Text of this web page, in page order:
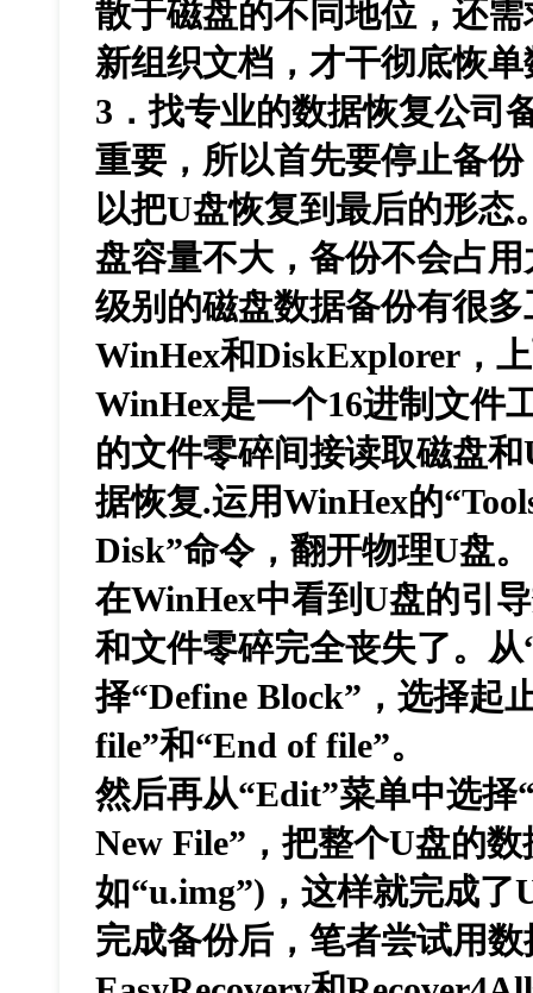
散于磁盘的不同地位，还
新组织文档，才干彻底恢
3．找专业的数据恢复公
重要，所以首先要停止备
以把U盘恢复到最后的形态
盘容量不大，备份不会占
级别的磁盘数据备份有很
WinHex和DiskExplorer，
WinHex是一个16进制文件
的文件零碎间接读取磁盘
据恢复.运用WinHex的
Disk”命令，翻开物理U盘
在WinHex中看到U盘的引
和文件零碎完全丧失了。
择“Define Block”，选择起
file”和“End of file”。
然后再从“Edit”菜单中选
New File”，把整个U盘的
如“u.img”)，这样就完成了
完成备份后，笔者尝试用